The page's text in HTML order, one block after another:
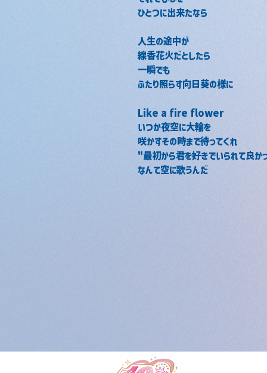
ひとつに出来たなら
人生の途中が
線香花火だとしたら
一瞬でも
ふたり照らす向日葵の様に
Like a fire flower
いつか夜空に大輪を
咲かすその時まで待ってくれ
"最初から君を好きでいられて良か
なんて空に歌うんだ